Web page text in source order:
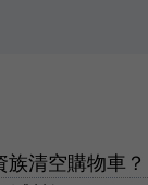
清空購物車？